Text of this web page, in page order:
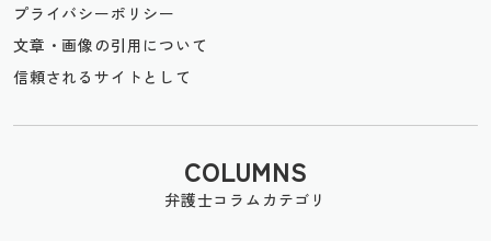
プライバシーポリシー
文章・画像の引用について
信頼されるサイトとして
COLUMNS
弁護士コラムカテゴリ